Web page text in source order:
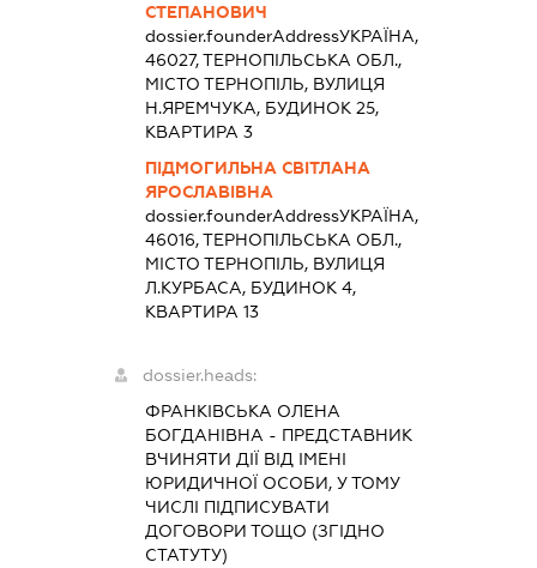
СТЕПАНОВИЧ
dossier.founderAddressУКРАЇНА,
46027, ТЕРНОПІЛЬСЬКА ОБЛ.,
МІСТО ТЕРНОПІЛЬ, ВУЛИЦЯ
Н.ЯРЕМЧУКА, БУДИНОК 25,
КВАРТИРА 3
ПІДМОГИЛЬНА СВІТЛАНА
ЯРОСЛАВІВНА
dossier.founderAddressУКРАЇНА,
46016, ТЕРНОПІЛЬСЬКА ОБЛ.,
МІСТО ТЕРНОПІЛЬ, ВУЛИЦЯ
Л.КУРБАСА, БУДИНОК 4,
КВАРТИРА 13
dossier.heads:
ФРАНКІВСЬКА ОЛЕНА
БОГДАНІВНА - ПРЕДСТАВНИК
ВЧИНЯТИ ДІЇ ВІД ІМЕНІ
ЮРИДИЧНОЇ ОСОБИ, У ТОМУ
ЧИСЛІ ПІДПИСУВАТИ
ДОГОВОРИ ТОЩО (ЗГІДНО
СТАТУТУ)